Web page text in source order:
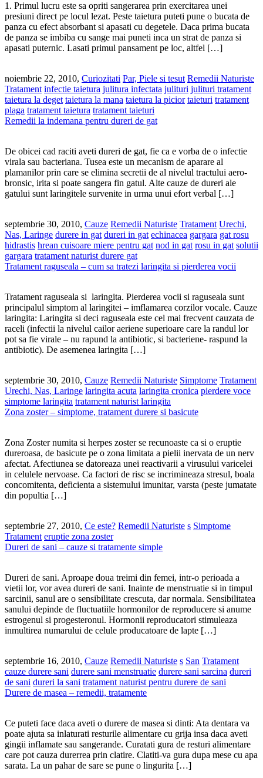
1. Primul lucru este sa opriti sangerarea prin exercitarea unei
presiuni direct pe locul lezat. Peste taietura puteti pune o bucata de
panza cu efect absorbant si apasati cu degetele. Daca prima bucata
de panza se imbiba cu sange mai puneti inca un strat de panza si
apasati puternic. Lasati primul pansament pe loc, altfel […]
noiembrie 22, 2010, Curiozitati Par, Piele si tesut Remedii Naturiste
Tratament infectie taietura julitura infectata julituri julituri tratament
taietura la deget taietura la mana taietura la picior taieturi tratament
plaga tratament taietura tratament taieturi
Remedii la indemana pentru dureri de gat
De obicei cad raciti aveti dureri de gat, fie ca e vorba de o infectie
virala sau bacteriana. Tusea este un mecanism de aparare al
plamanilor prin care se elimina secretii de al nivelul tractului aero-
bronsic, irita si poate sangera fin gatul. Alte cauze de dureri ale
gatului sunt laringitele survenite in urma unui efort verbal […]
septembrie 30, 2010, Cauze Remedii Naturiste Tratament Urechi,
Nas, Laringe durere in gat dureri in gat echinacea gargara gat rosu
hidrastis hrean cuisoare miere pentru gat nod in gat rosu in gat solutii
gargara tratament naturist durere gat
Tratament raguseala – cum sa tratezi laringita si pierderea vocii
Tratament raguseala si laringita. Pierderea vocii si raguseala sunt
principalul simptom al laringitei – imflamarea corzilor vocale. Cauze
laringita: Laringita si deci raguseala este cel mai frecvent cauzata de
raceli (infectii la nivelul cailor aeriene superioare care la randul lor
pot sa fie virale – nu rapund la antibiotic, si bacteriene- raspund la
antibiotic). De asemenea laringita […]
septembrie 30, 2010, Cauze Remedii Naturiste Simptome Tratament
Urechi, Nas, Laringe laringita acuta laringita cronica pierdere voce
simptome laringita tratament naturist laringita
Zona zoster – simptome, tratament durere si basicute
Zona Zoster numita si herpes zoster se recunoaste ca si o eruptie
dureroasa, de basicute pe o zona limitata a pielii inervata de un nerv
afectat. Afectiunea se datoreaza unei reactivarii a virusului varicelei
in celulele nervoase. Ca factori de risc se incrimineaza stresul, boala
concomitenta, deficienta a sistemului imunitar, varsta (peste jumatate
din popultia […]
septembrie 27, 2010, Ce este? Remedii Naturiste s Simptome
Tratament eruptie zona zoster
Dureri de sani – cauze si tratamente simple
Dureri de sani. Aproape doua treimi din femei, intr-o perioada a
vietii lor, vor avea dureri de sani. Inainte de menstruatie si in timpul
sarcinii, sanul are o sensibilitate crescuta, dar normala. Sensibilitatea
sanului depinde de fluctuatiile hormonilor de reproducere si anume
estrogenul si progesteronul. Hormonii reproducatori stimuleaza
inmultirea numarului de celule producatoare de lapte […]
septembrie 16, 2010, Cauze Remedii Naturiste s San Tratament
cauze durere sani durere sani menstruatie durere sani sarcina dureri
de sani dureri la sani tratament naturist pentru durere de sani
Durere de masea – remedii, tratamente
Ce puteti face daca aveti o durere de masea si dinti: Ata dentara va
poate ajuta sa inlaturati resturile alimentare cu grija insa daca aveti
gingii inflamate sau sangerande. Curatati gura de resturi alimentare
care pot cauza durerrea prin clatire. Clatiti-va gura dupa mese cu apa
sarata. La un pahar de sare se pune o lingurita […]